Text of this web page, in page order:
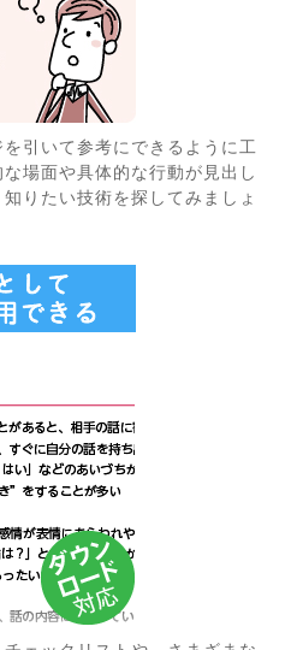
引いて参考にできるように工
場面や具体的な行動が見出し
りたい技術を探してみましょ